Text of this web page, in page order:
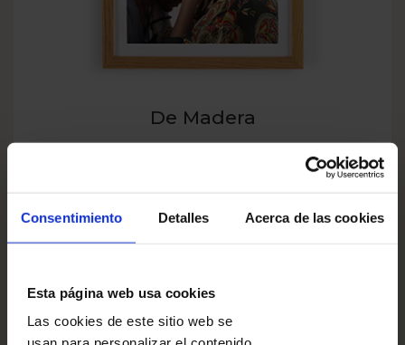
Consentimiento Detalles Acerca de las cookies
Esta página web usa cookies
Las cookies de este sitio web se
De Madera